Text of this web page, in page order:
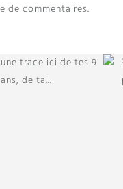
de commentaires.